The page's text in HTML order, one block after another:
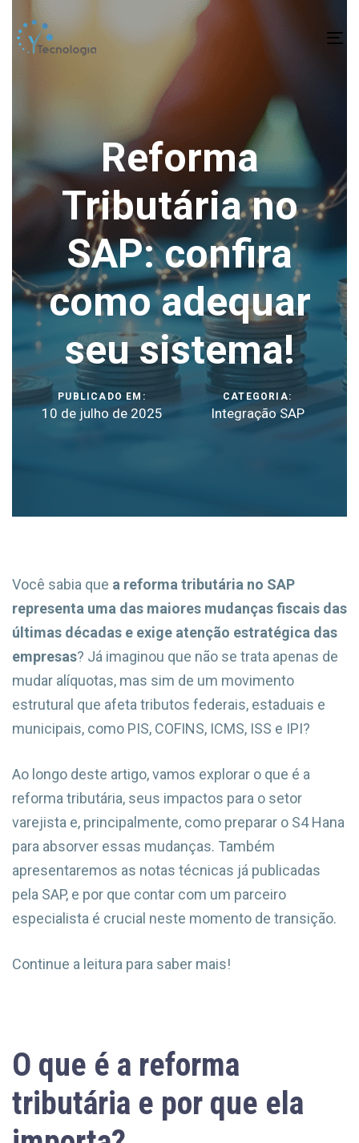
Reforma
Tributária no
SAP: confira
como adequar
seu sistema!
PUBLICADO EM:
10 de julho de 2025
CATEGORIA:
Integração SAP
Você sabia que a reforma tributária no SAP
representa uma das maiores mudanças fiscais das
últimas décadas e exige atenção estratégica das
empresas? Já imaginou que não se trata apenas de
mudar alíquotas, mas sim de um movimento
estrutural que afeta tributos federais, estaduais e
municipais, como PIS, COFINS, ICMS, ISS e IPI?
Ao longo deste artigo, vamos explorar o que é a
reforma tributária, seus impactos para o setor
varejista e, principalmente, como preparar o S4 Hana
para absorver essas mudanças. Também
apresentaremos as notas técnicas já publicadas
pela SAP, e por que contar com um parceiro
especialista é crucial neste momento de transição.
Continue a leitura para saber mais!
O que é a reforma
tributária e por que ela